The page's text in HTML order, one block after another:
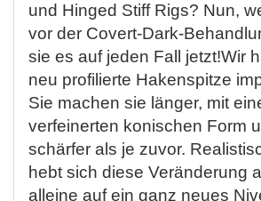
und Hinged Stiff Rigs? Nun,
vor der Covert-Dark-
sie es auf jeden Fall jetzt!Wir
neu profilierte Hakenspitze
Sie machen sie länger, mit
verfeinerten konischen Form
schärfer als je zuvor.
hebt sich diese Veränderung
alleine auf ein ganz neues